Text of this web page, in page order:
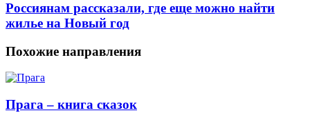
Россиянам рассказали, где еще можно найти
жилье на Новый год
Похожие направления
Прага – книга сказок